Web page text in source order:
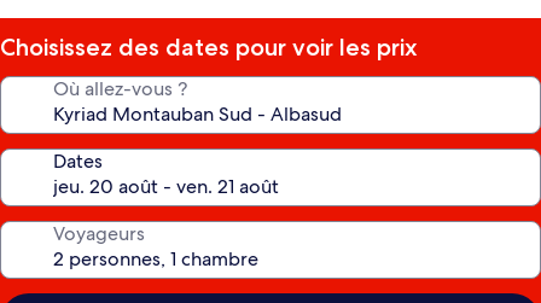
Choisissez des dates pour voir les prix
Où allez-vous ?
Dates
Voyageurs